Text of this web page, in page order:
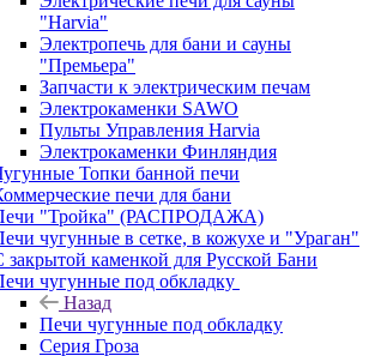
"Harvia"
Электропечь для бани и сауны
"Премьера"
Запчасти к электрическим печам
Электрокаменки SAWO
Пульты Управления Harvia
Электрокаменки Финляндия
Топки банной печи
печи для бани
"Тройка" (РАСПРОДАЖА)
чугунные в сетке, в кожухе и "Ураган"
закрытой каменкой для Русской Бани
чугунные под обкладку
Назад
Печи чугунные под обкладку
Серия Гроза